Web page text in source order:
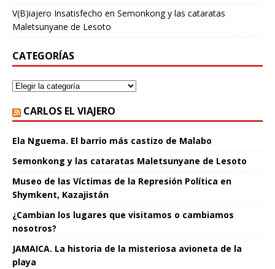
V(B)iajero Insatisfecho en Semonkong y las cataratas
Maletsunyane de Lesoto
CATEGORÍAS
CARLOS EL VIAJERO
Ela Nguema. El barrio más castizo de Malabo
Semonkong y las cataratas Maletsunyane de Lesoto
Museo de las Víctimas de la Represión Política en
Shymkent, Kazajistán
¿Cambian los lugares que visitamos o cambiamos
nosotros?
JAMAICA. La historia de la misteriosa avioneta de la
playa